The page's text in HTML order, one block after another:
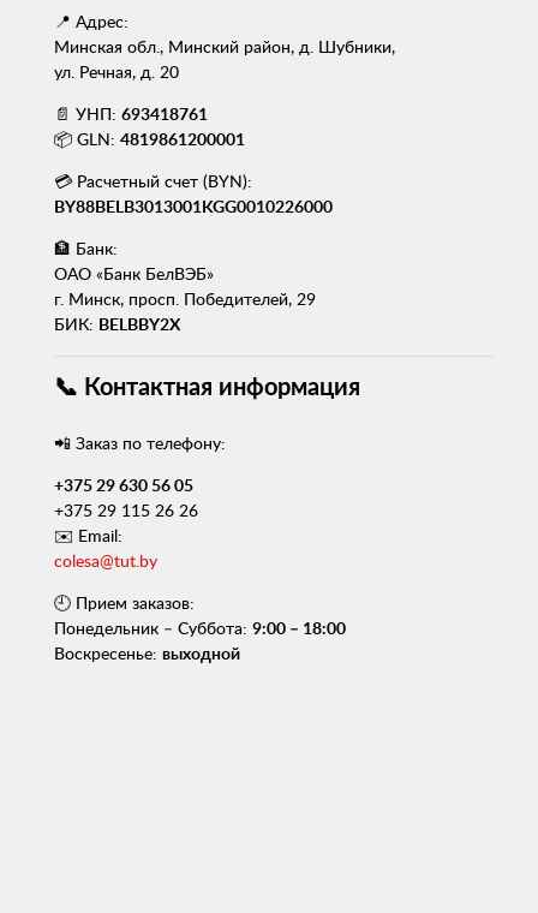
📍 Адрес:
Минская обл., Минский район, д. Шубники,
ул. Речная, д. 20
📄 УНП: 693418761
📦 GLN: 4819861200001
💳 Расчетный счет (BYN):
BY88BELB3013001KGG0010226000
🏦 Банк:
ОАО «Банк БелВЭБ»
г. Минск, просп. Победителей, 29
БИК: BELBBY2X
📞 Контактная информация
📲 Заказ по телефону:
+375 29 630 56 05
+375 29 115 26 26
✉️ Email:
colesa@tut.by
🕘 Прием заказов:
Понедельник – Суббота: 9:00 – 18:00
Воскресенье: выходной